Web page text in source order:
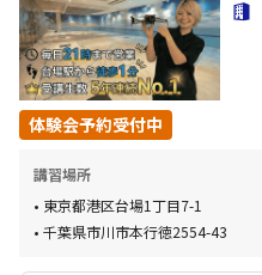
体験会予約受付中
講習場所
東京都港区台場1丁目7-1
千葉県市川市本行徳2554-43